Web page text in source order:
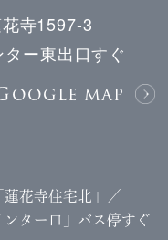
寺1597-3
ー東出口すぐ
map
花寺住宅北」／
ター口」バス停すぐ